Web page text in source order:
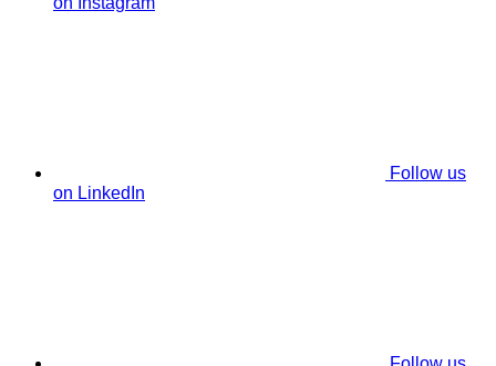
Follow us
on LinkedIn